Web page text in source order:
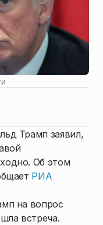
Трамп заявил,
Об этом
РИА
на вопрос
встреча.